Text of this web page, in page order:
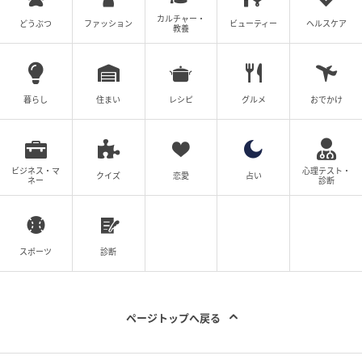
豆腐…1/2丁、ズッキーニ…1/2本、クレソン…適量、
卵…2個、だし汁…300ml、みそ…大さじ2
作り方
① ズッキーニはいちょう切りにし、豆腐はスプーンな
どで一口大にする。
② 鍋にだし汁を煮立てて1を煮たら、みそを溶き入れ
「粉チーズ」をプラス！
どうぶつ ファッション
カルチャー・
教養
ビューティー ヘルスケア
暮らし 住まい レシピ グルメ おでかけ
ビジネス・マ
ネー
クイズ 恋愛 占い
心理テスト・
診断
スポーツ 診断
ページトップへ戻る